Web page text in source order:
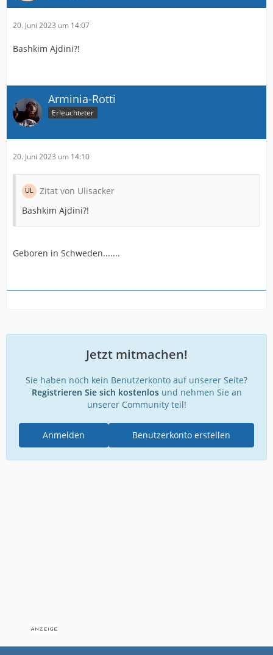
20. Juni 2023 um 14:07
Bashkim Ajdini?!
Arminia-Rotti
Erleuchteter
20. Juni 2023 um 14:10
Zitat von Ulisacker
Bashkim Ajdini?!
Geboren in Schweden.......
Jetzt mitmachen!
Sie haben noch kein Benutzerkonto auf unserer Seite?
Registrieren Sie sich kostenlosund nehmen Sie an
unserer Community teil!
Benutzerkonto erstellen
Anmelden